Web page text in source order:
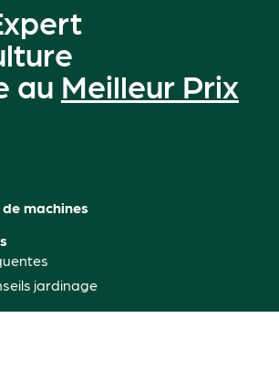
au Meilleur Prix
machines
jardinage